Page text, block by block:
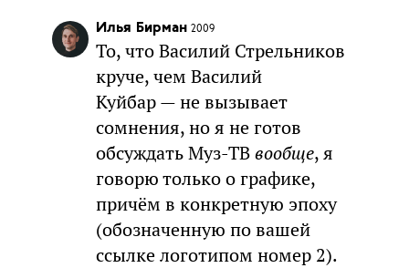
Илья Бирман 2009
То, что Василий Стрельников
круче, чем Василий
Куйбар — не вызывает
сомнения, но я не готов
обсуждать Муз-ТВвообще, я
говорю только о графике,
причём в конкретную эпоху
(обозначенную по вашей
ссылке логотипом номер 2).